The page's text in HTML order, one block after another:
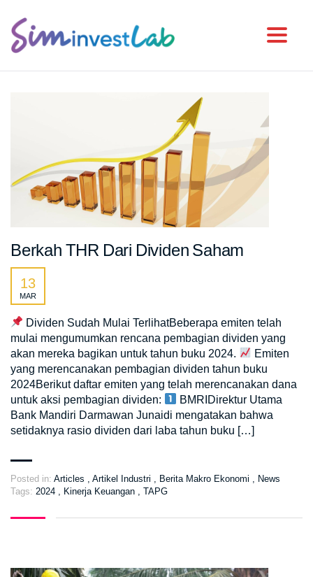
Berkah THR Dari Dividen Saham
13
MAR
Dividen Sudah Mulai TerlihatBeberapa emiten telah
mulai mengumumkan rencana pembagian dividen yang
akan mereka bagikan untuk tahun buku 2024.
Emiten
yang merencanakan pembagian dividen tahun buku
2024Berikut daftar emiten yang telah merencanakan dana
untuk aksi pembagian dividen:
BMRIDirektur Utama
Bank Mandiri Darmawan Junaidi mengatakan bahwa
setidaknya rasio dividen dari laba tahun buku […]
Posted in: Articles Artikel Industri Berita Makro Ekonomi
News
Tags: 2024 Kinerja Keuangan TAPG